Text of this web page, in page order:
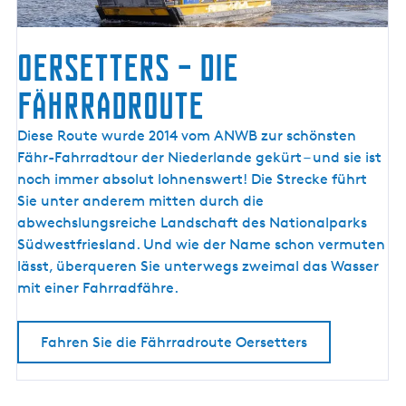
e
e
e
r
k
ü
s
t
e
Oersetters – die
Fährradroute
O
e
r
s
e
t
t
e
Diese Route wurde 2014 vom ANWB zur schönsten
Fähr-Fahrradtour der Niederlande gekürt – und sie ist
noch immer absolut lohnenswert! Die Strecke führt
Sie unter anderem mitten durch die
abwechslungsreiche Landschaft des Nationalparks
Südwestfriesland. Und wie der Name schon vermuten
lässt, überqueren Sie unterwegs zweimal das Wasser
mit einer Fahrradfähre.
Fahren Sie die Fährradroute Oersetters